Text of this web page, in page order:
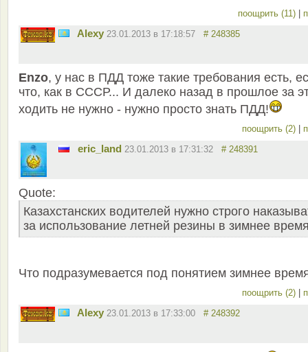
поощрить (11)
Alexy 23.01.2013 в 17:18:57 # 248385
Enzo, у нас в ПДД тоже такие требования есть,
что, как в СССР... И далеко назад в прошлое за
ходить не нужно - нужно просто знать ПДД!
поощрить (2)
eric_land 23.01.2013 в 17:31:32 # 248391
Quote:
Казахстанских водителей нужно строго
за использование летней резины в зимнее
Что подразумевается под понятием зимнее
поощрить (2)
Alexy 23.01.2013 в 17:33:00 # 248392